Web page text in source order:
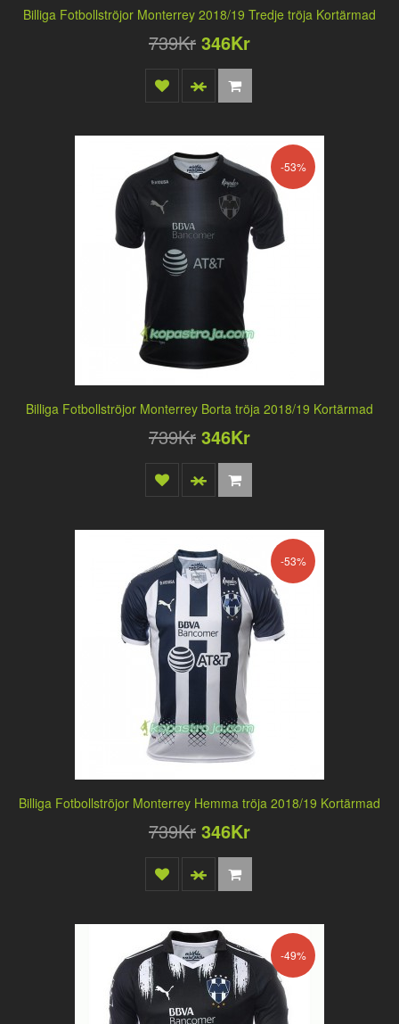
Billiga Fotbollströjor Monterrey 2018/19 Tredje tröja Kortärmad
739Kr 346Kr
-53%
Billiga Fotbollströjor Monterrey Borta tröja 2018/19 Kortärmad
739Kr 346Kr
-53%
Billiga Fotbollströjor Monterrey Hemma tröja 2018/19 Kortärmad
739Kr 346Kr
-49%